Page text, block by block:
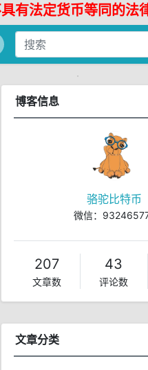
币等同的法律地位
博客信息
骆驼比特币
微信：
207
文章数
43
评论数
文章分类